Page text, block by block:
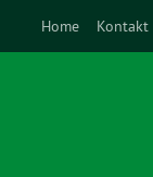
Home Kontakt